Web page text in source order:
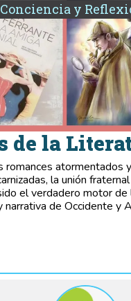
y
de la
romances atormentados
la unión
el verdadero motor de
narrativa de Occidente y